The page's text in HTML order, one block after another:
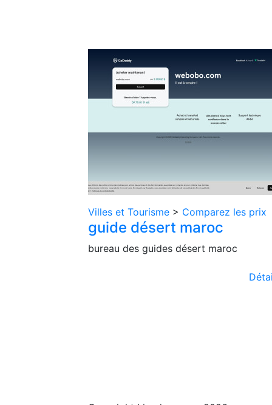
Villes et Tourisme > Comparez les prix
guide désert maroc
bureau des guides désert maroc